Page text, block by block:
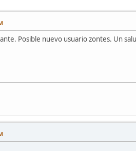
Posible nuevo usuario zontes. Un